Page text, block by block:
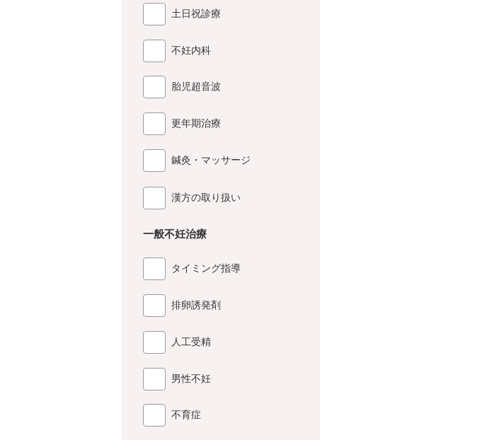
土日祝診療
不妊内科
胎児超音波
更年期治療
鍼灸・マッサージ
漢方の取り扱い
一般不妊治療
タイミング指導
排卵誘発剤
人工受精
男性不妊
不育症